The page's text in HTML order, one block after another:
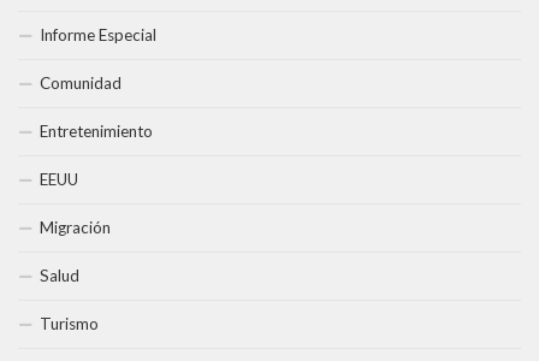
Informe Especial
Comunidad
Entretenimiento
EEUU
Migración
Salud
Turismo